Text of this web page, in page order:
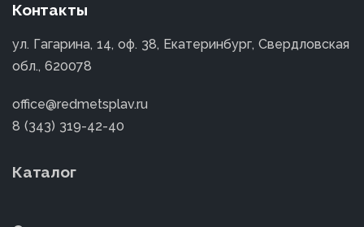
Контакты
ул. Гагарина, 14, оф. 38, Екатеринбург, Свердловская
обл., 620078
office@redmetsplav.ru
8 (343) 319-42-40
Каталог